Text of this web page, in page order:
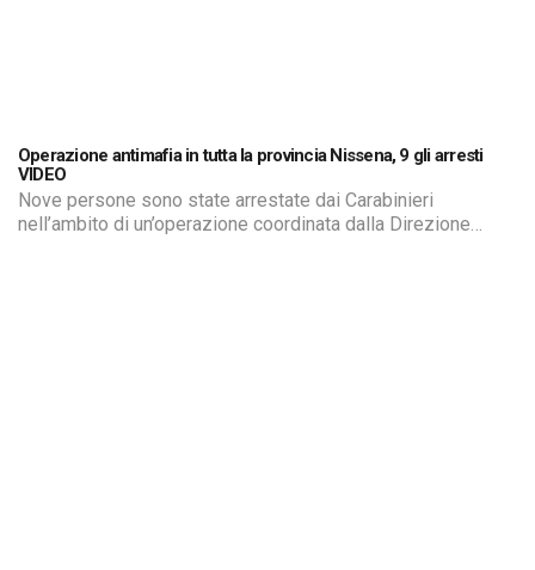
Operazione antimafia in tutta la provincia Nissena, 9 gli arresti
VIDEO
Nove persone sono state arrestate dai Carabinieri
nell’ambito di un’operazione coordinata dalla Direzione